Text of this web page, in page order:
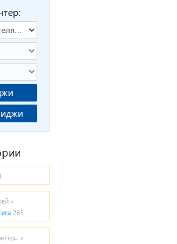
»
265
»